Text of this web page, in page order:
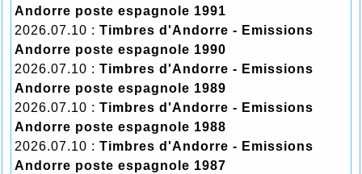
Andorre poste espagnole 1991
2026.07.10 : Timbres d'Andorre - Emissions
Andorre poste espagnole 1990
2026.07.10 : Timbres d'Andorre - Emissions
Andorre poste espagnole 1989
2026.07.10 : Timbres d'Andorre - Emissions
Andorre poste espagnole 1988
2026.07.10 : Timbres d'Andorre - Emissions
Andorre poste espagnole 1987